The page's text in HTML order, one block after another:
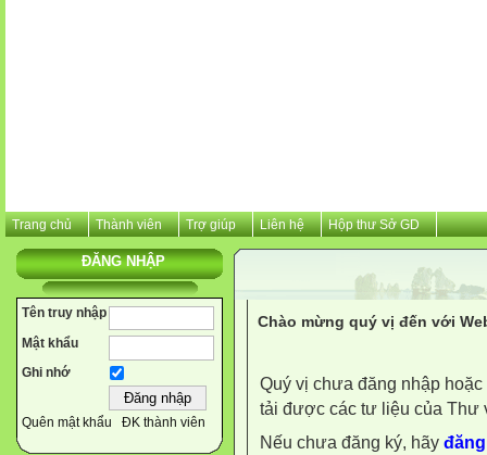
Trang chủ Thành viên Trợ giúp Liên hệ Hộp thư Sở GD
ĐĂNG NHẬP
Tên truy nhập
Mật khẩu
Ghi nhớ
Quên mật khẩu ĐK thành viên
Chào mừng quý vị đến với
Quý vị chưa đăng nhập
tải được các tư liệu của Thư
Nếu chưa đăng ký, hãy